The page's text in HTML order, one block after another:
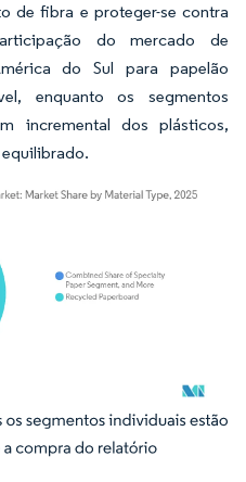
de fibra e proteger-se contra
do mercado de
do Sul para papelão
enquanto os segmentos
incremental dos plásticos,
requer atribuição conforme CC BY 4.0.